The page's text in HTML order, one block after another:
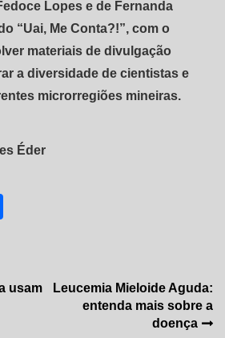
Lopes e de Fernanda
“Uai, Me Conta?!”, com o
materiais de divulgação
a diversidade de cientistas e
microrregiões mineiras.
Éder
usam
Leucemia Mieloide Aguda:
entenda mais sobre a
doença